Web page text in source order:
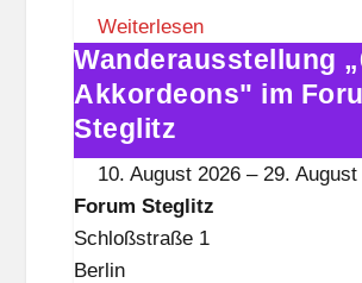
S
t
e
g
l
i
t
z
Weiterlesen
Wanderausstellung
„600
Akkordeons"
im
Forum
Steglitz
Wanderausstellung
Akkordeons" im
Steglitz
10. August 2026 – 29. August
Forum Steglitz
Schloßstraße 1
Berlin